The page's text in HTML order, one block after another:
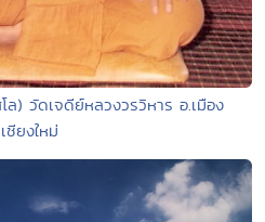
) วัดเจดีย์หลวงวรวิหาร อ.เมือง
ชียงใหม่